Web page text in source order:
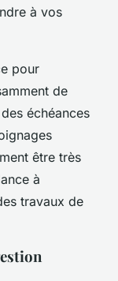
à vos
pour
de
échéances
être très
à
travaux de